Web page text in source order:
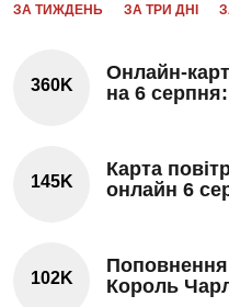
ЗА ТИЖДЕНЬ ЗА ТРИ ДНІ
360K
Онлайн-
на 6
145K
Карта
онлайн 6
102K
Поповнення
Король